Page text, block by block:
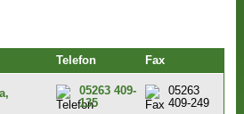
Telefon Fax
05263 409-
135
05263
409-249